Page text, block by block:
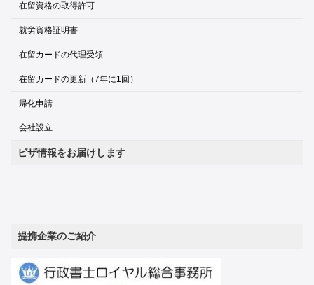
在留資格の取得許可
就労資格証明書
在留カードの代理受領
在留カードの更新（7年に1回）
帰化申請
会社設立
ビザ情報をお届けします
提携企業のご紹介